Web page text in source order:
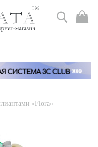
Поиск
«Flora»